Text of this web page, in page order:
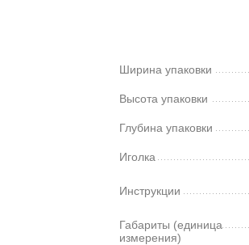
Ширина упаковки
Высота упаковки
Глубина упаковки
Иголка
Инструкции
Габариты (единица
измерения)